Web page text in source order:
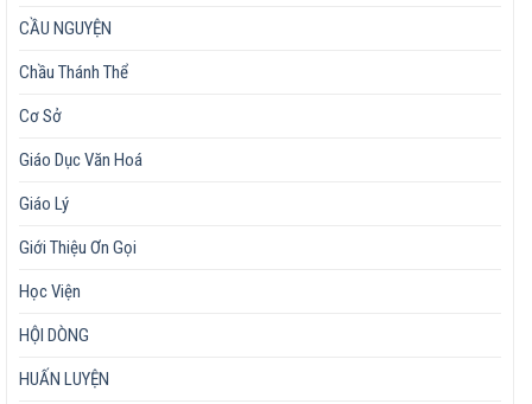
CẦU NGUYỆN
Chầu Thánh Thể
Cơ Sở
Giáo Dục Văn Hoá
Giáo Lý
Giới Thiệu Ơn Gọi
Học Viện
HỘI DÒNG
HUẤN LUYỆN